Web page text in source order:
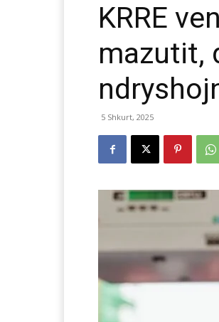
KRRE
mazutit,
5 Shkurt, 2025